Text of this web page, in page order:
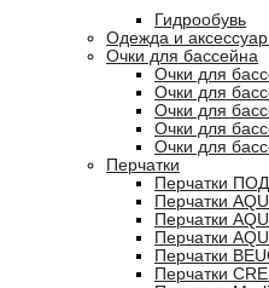
Гидрообувь
Одежда и
Очки для бассейна
Очки для
Очки для
Очки для
Очки для
Очки для
Перчатки
Перчатки
Перчатки
Перчатки
Перчатки
Перчатки
Перчатки